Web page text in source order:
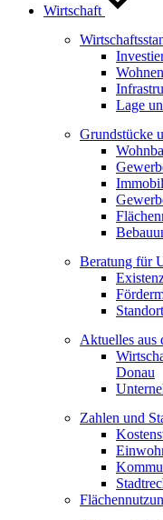
Wirtschaft
Lage
Grundstücke
Beratung für
Aktuelles aus
Donau
Zahlen und